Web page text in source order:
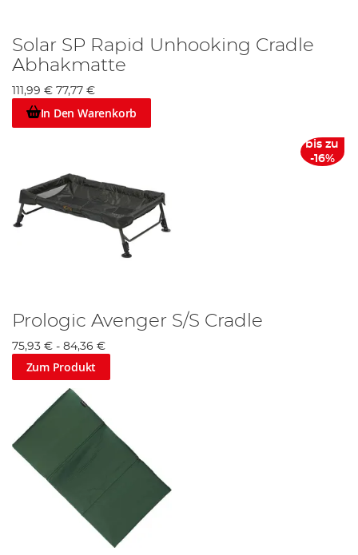
Solar SP Rapid Unhooking Cradle
Abhakmatte
111,99 € 77,77 €
In Den Warenkorb
bis zu
-16%
Prologic Avenger S/S Cradle
75,93 € - 84,36 €
Zum Produkt